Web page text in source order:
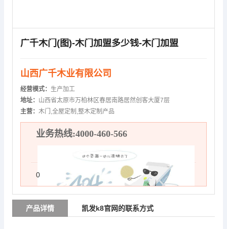
广千木门(图)-木门加盟多少钱-木门加盟
山西广千木业有限公司
经营模式： 生产加工
地址： 山西省太原市万柏林区春居南路居然创客大厦7层
主营： 木门,全屋定制,整木定制产品
业务热线:4000-460-566
0
产品详情 凯发k8官网的联系方式